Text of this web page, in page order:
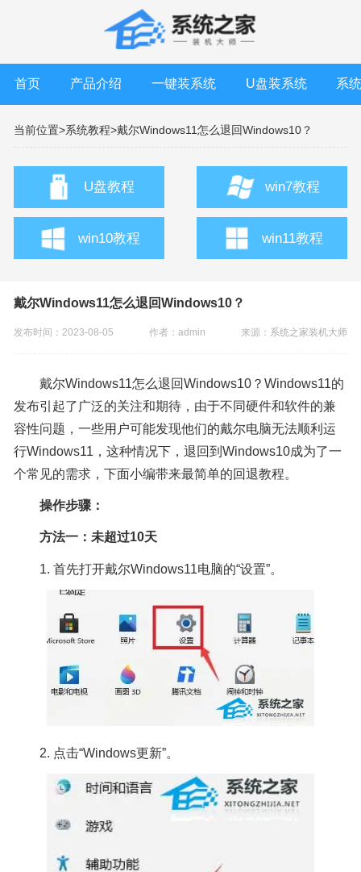
首页 产品介绍 一键装系统 U盘装系统 系
当前位置>系统教程>戴尔Windows11怎么退回Windows10？
U盘教程 win7教程
win10教程 win11教程
戴尔Windows11怎么退回Windows10？
发布时间：2023-08-05 作者：admin 来源： 系统之家装机大师
戴尔Windows11怎么退回Windows10？Windows11的
发布引起了广泛的关注和期待，由于不同硬件和软件的兼
容性问题，一些用户可能发现他们的戴尔电脑无法顺利运
行Windows11，这种情况下，退回到Windows10成为了一
个常见的需求，下面小编带来最简单的回退教程。
操作步骤：
方法一：未超过10天
1. 首先打开戴尔Windows11电脑的“设置”。
2. 点击“Windows更新”。